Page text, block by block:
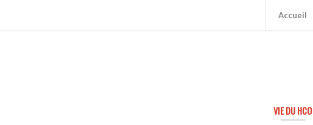
Accueil
VIE DU HCO